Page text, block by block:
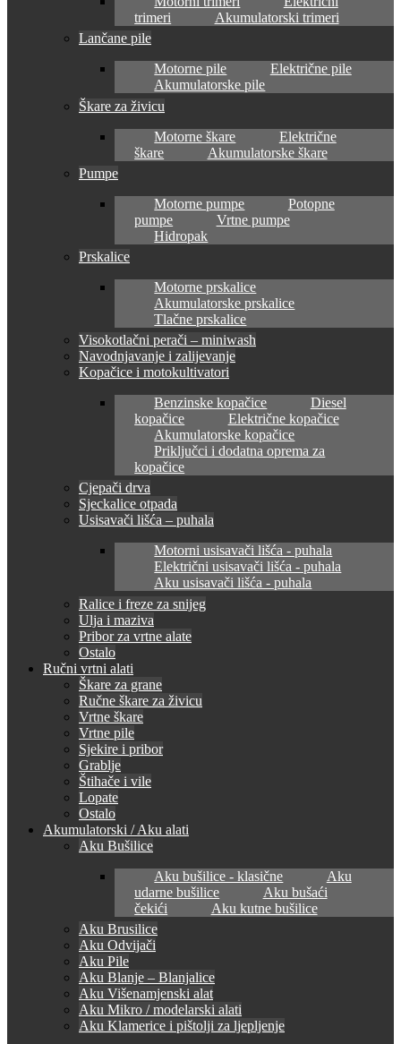
trimeri
Akumulatorski trimeri
Lančane pile
Motorne pile
Električne pile
Akumulatorske pile
Škare za živicu
Motorne škare
Električne
škare
Akumulatorske škare
Pumpe
Motorne pumpe
Potopne
pumpe
Vrtne pumpe
Hidropak
Prskalice
Motorne prskalice
Akumulatorske prskalice
Tlačne prskalice
Visokotlačni perači – miniwash
Navodnjavanje i zalijevanje
Kopačice i motokultivatori
Benzinske kopačice
Diesel
kopačice
Električne kopačice
Akumulatorske kopačice
Priključci i dodatna oprema za
kopačice
Cjepači drva
Sjeckalice otpada
Usisavači lišća – puhala
Motorni usisavači lišća - puhala
Električni usisavači lišća - puhala
Aku usisavači lišća - puhala
Ralice i freze za snijeg
Ulja i maziva
Pribor za vrtne alate
Ostalo
Ručni vrtni alati
Škare za grane
Ručne škare za živicu
Vrtne škare
Vrtne pile
Sjekire i pribor
Grablje
Štihače i vile
Lopate
Ostalo
Akumulatorski / Aku alati
Aku Bušilice
Aku bušilice - klasične
Aku
udarne bušilice
Aku bušaći
čekići
Aku kutne bušilice
Aku Brusilice
Aku Odvijači
Aku Pile
Aku Blanje – Blanjalice
Aku Višenamjenski alat
Aku Mikro / modelarski alati
Aku Klamerice i pištolji za ljepljenje